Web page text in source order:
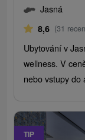
Jasná
8,6 (31
Ubytování v
wellness. V
nebo vstupy do
TIP